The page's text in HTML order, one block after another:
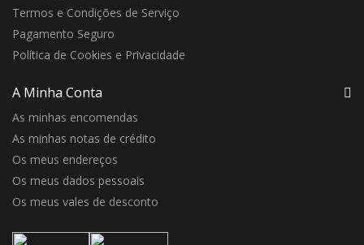
Termos e Condições de Serviço
Pagamento Seguro
Política de Cookies e Privacidade
A Minha Conta
As minhas encomendas
As minhas notas de crédito
Os meus endereços
Os meus dados pessoais
Os meus vales de desconto